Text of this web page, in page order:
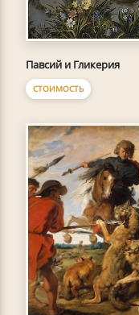
Павсий и Гликерия
СТОИМОСТЬ